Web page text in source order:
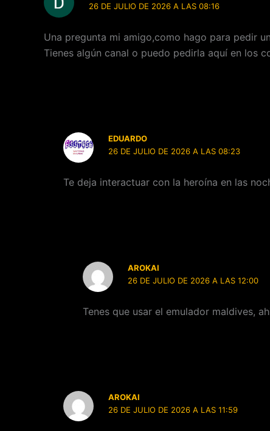
26 DE JULIO DE 2026 A LAS 08:16
Una pregunta mi amigo,como hago para pedir
Tienes algún canal o puedo pedirla aquí en los
EDUARDO
26 DE JULIO DE 2026 A LAS 08:23
Te deja interactuar con la heroína en las
AROKAI
26 DE JULIO DE 2026 A LAS 12:00
Tenes que usar el emulador maldives,
AROKAI
26 DE JULIO DE 2026 A LAS 11:59